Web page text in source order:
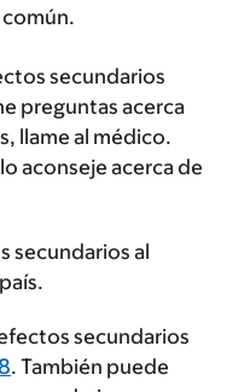
secundarios
preguntas acerca
llame al médico.
aconseje acerca de
secundarios al
secundarios
. También puede